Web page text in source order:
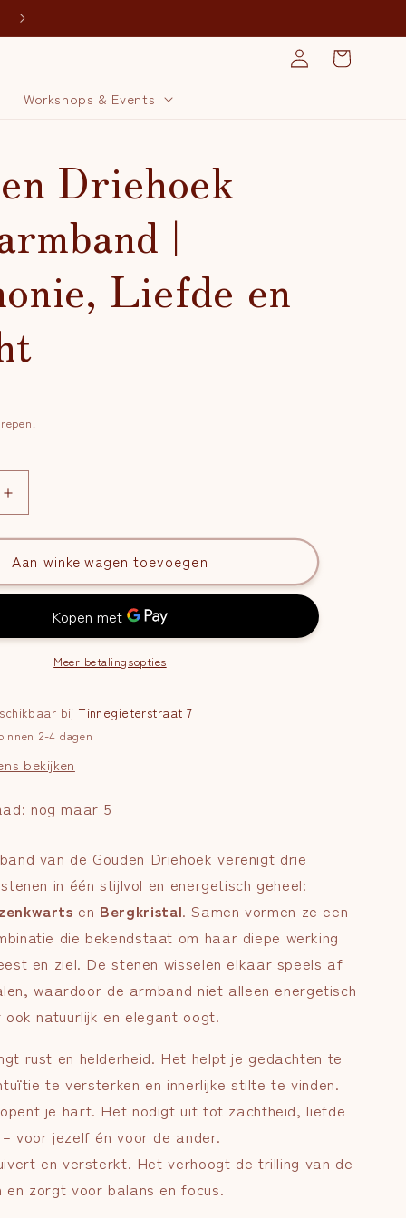
Workshops & Events
InloggenWinkelwagen
Driehoek
|
Liefde en
Aantal
verhogen
voor
Gouden
Driehoek
Splitarmband
Harmonie,
Liefde
Aan winkelwagen toevoegen
Meer betalingsopties
bij Tinnegieterstraat 7
2-4 dagen
bekijken
nog maar 5
van de Gouden Driehoek verenigt drie
in één stijlvol en energetisch geheel:
en Bergkristal. Samen vormen ze een
die bekendstaat om haar diepe werking
en ziel. De stenen wisselen elkaar speels af
waardoor de armband niet alleen energetisch
natuurlijk en elegant oogt.
rust en helderheid. Het helpt je gedachten te
te versterken en innerlijke stilte te vinden.
opent je hart. Het nodigt uit tot zachtheid, liefde
voor jezelf én voor de ander.
en versterkt. Het verhoogt de trilling van de
en zorgt voor balans en focus.